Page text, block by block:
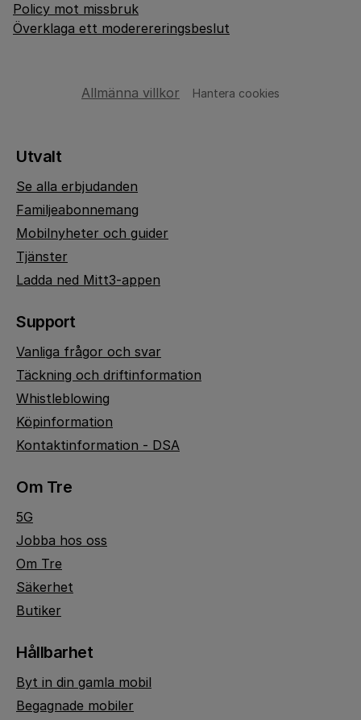
Policy mot missbruk
Överklaga ett moderereringsbeslut
Allmänna villkor Hantera cookies
Utvalt
Se alla erbjudanden
Familjeabonnemang
Mobilnyheter och guider
Tjänster
Ladda ned Mitt3-appen
Support
Vanliga frågor och svar
Täckning och driftinformation
Whistleblowing
Köpinformation
Kontaktinformation - DSA
Om Tre
5G
Jobba hos oss
Om Tre
Säkerhet
Butiker
Hållbarhet
Byt in din gamla mobil
Begagnade mobiler